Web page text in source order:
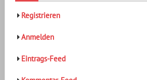
Registrieren
Anmelden
Eintrags-Feed